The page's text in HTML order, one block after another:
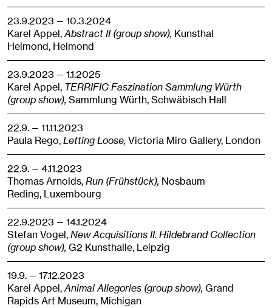
23.9.2023 — 10.3.2024
Karel Appel,Abstract II (group show), Kunsthal
Helmond, Helmond
23.9.2023 — 1.1.2025
Karel Appel, TERRIFIC Faszination Sammlung Würth
(group show), Sammlung Würth,Schwäbisch Hall
22.9. — 11.11.2023
Paula Rego,Letting Loose, Victoria Miro Gallery, London
22.9. — 4.11.2023
Thomas Arnolds,Run (Frühstück), Nosbaum
Reding, Luxembourg
22.9.2023 — 14.1.2024
Stefan Vogel,New Acquisitions II. Hildebrand Collection
(group show), G2 Kunsthalle, Leipzig
19.9. — 17.12.2023
Karel Appel,Animal Allegories (group show), Grand
Rapids Art Museum, Michigan